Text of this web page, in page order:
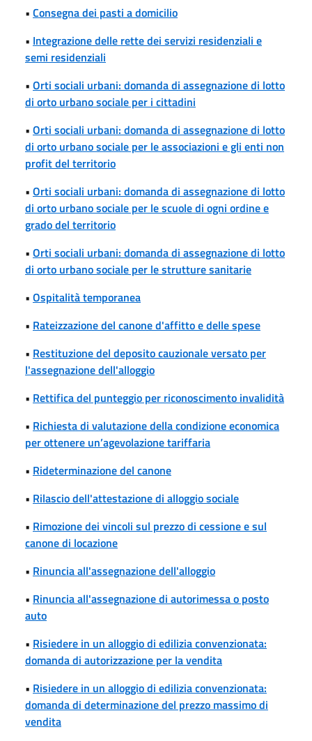
• Consegna dei pasti a domicilio
• Integrazione delle rette dei servizi residenziali e
semi residenziali
• Orti sociali urbani: domanda di assegnazione di lotto
di orto urbano sociale per i cittadini
• Orti sociali urbani: domanda di assegnazione di lotto
di orto urbano sociale per le associazioni e gli enti non
profit del territorio
• Orti sociali urbani: domanda di assegnazione di lotto
di orto urbano sociale per le scuole di ogni ordine e
grado del territorio
• Orti sociali urbani: domanda di assegnazione di lotto
di orto urbano sociale per le strutture sanitarie
• Ospitalità temporanea
• Rateizzazione del canone d'affitto e delle spese
• Restituzione del deposito cauzionale versato per
l'assegnazione dell'alloggio
• Rettifica del punteggio per riconoscimento invalidità
• Richiesta di valutazione della condizione economica
per ottenere un’agevolazione tariffaria
• Rideterminazione del canone
• Rilascio dell'attestazione di alloggio sociale
• Rimozione dei vincoli sul prezzo di cessione e sul
canone di locazione
• Rinuncia all'assegnazione dell'alloggio
• Rinuncia all'assegnazione di autorimessa o posto
auto
• Risiedere in un alloggio di edilizia convenzionata:
domanda di autorizzazione per la vendita
• Risiedere in un alloggio di edilizia convenzionata:
domanda di determinazione del prezzo massimo di
vendita